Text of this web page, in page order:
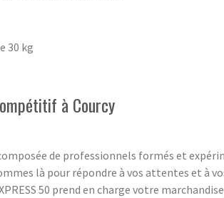
30 kg
à Courcy
de professionnels formés et
là pour répondre à vos attentes et à
50 prend en charge votre